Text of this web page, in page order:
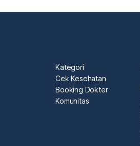
Kategori
Cek Kesehatan
Booking Dokter
Komunitas